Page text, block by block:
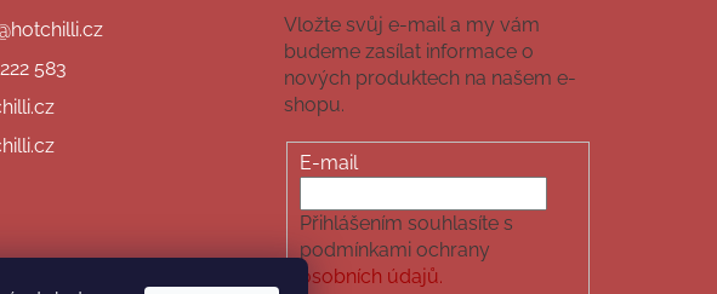
hotchilli.cz
583
Vložte svůj e-mail a my vám
budeme zasílat informace o
nových produktech na našem e-
shopu.
E-mail
Přihlášením souhlasíte s
podmínkami ochrany
osobních údajů.